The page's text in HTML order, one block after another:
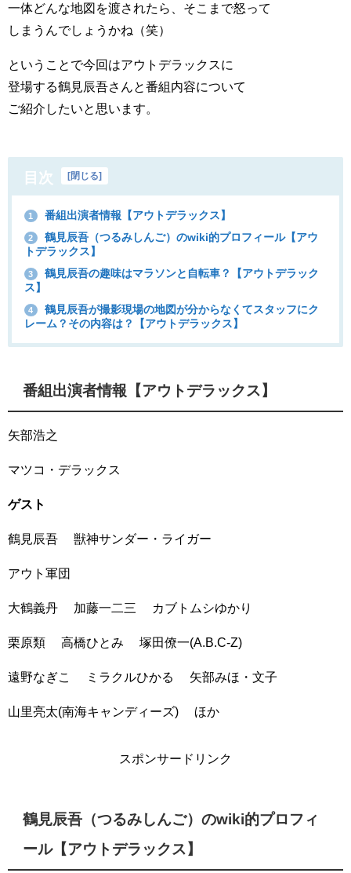
一体どんな地図を渡されたら、そこまで怒って
しまうんでしょうかね（笑）
ということで今回はアウトデラックスに
登場する鶴見辰吾さんと番組内容について
ご紹介したいと思います。
目次 閉じる
1 番組出演者情報【アウトデラックス】
2
鶴見辰吾（つるみしんご）のwiki的プロフィール【アウ
トデラックス】
3
鶴見辰吾の趣味はマラソンと自転車？【アウトデラック
ス】
4
鶴見辰吾が撮影現場の地図が分からなくてスタッフにク
レーム？その内容は？【アウトデラックス】
番組出演者情報【アウトデラックス】
矢部浩之
マツコ・デラックス
ゲスト
鶴見辰吾 獣神サンダー・ライガー
アウト軍団
大鶴義丹 加藤一二三 カブトムシゆかり
栗原類 高橋ひとみ 塚田僚一(A.B.C-Z)
遠野なぎこ ミラクルひかる 矢部みほ・文子
山里亮太(南海キャンディーズ) ほか
スポンサードリンク
鶴見辰吾（つるみしんご）のwiki的プロフィ
ール【アウトデラックス】